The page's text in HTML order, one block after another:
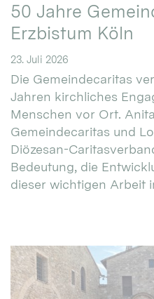
50 Jahre
Erzbistum Köln
23. Juli 2026
Die Gemeindecaritas
Jahren kirchliches
Menschen vor Ort.
Gemeindecaritas und
Diözesan-
Bedeutung, die
dieser wichtigen Arbeit